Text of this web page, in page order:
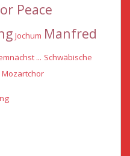
Peace
Jochum Manfred
... Schwäbische
Mozartchor